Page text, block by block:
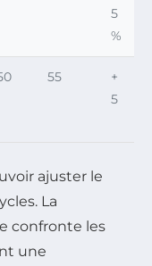
5
%
55
+
5
ajuster le
La
confronte les
une